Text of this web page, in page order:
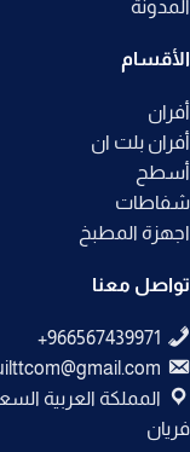
المدونة
الأقسام
أفران
أفران بلت ان
أسطح
شفاطات
اجهزة المطبخ
تواصل معنا
المملكة العربية
فريان